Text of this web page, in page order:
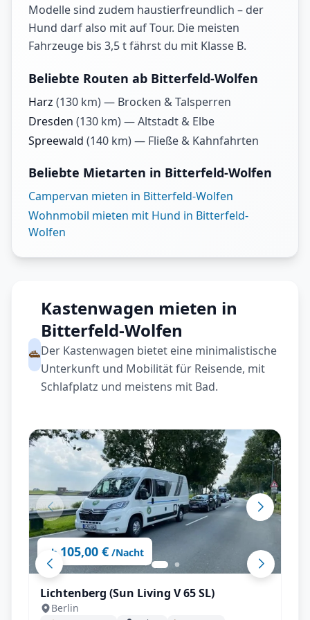
Modelle sind zudem haustierfreundlich – der
Hund darf also mit auf Tour. Die meisten
Fahrzeuge bis 3,5 t fährst du mit Klasse B.
Beliebte Routen ab Bitterfeld-Wolfen
Harz (130 km) — Brocken & Talsperren
Dresden (130 km) —Altstadt & Elbe
Spreewald (140 km) — Fließe & Kahnfahrten
Beliebte Mietarten in Bitterfeld-Wolfen
Campervan mieten in Bitterfeld-Wolfen
Wohnmobil mieten mit Hund in Bitterfeld-
Wolfen
Kastenwagen mieten in
Bitterfeld-Wolfen
Der Kastenwagen bietet eine minimalistische
Unterkunft und Mobilität für Reisende, mit
Schlafplatz und meistens mit Bad.
ab 105,00 € /Nacht
Lichtenberg (Sun Living V 65 SL)
Berlin